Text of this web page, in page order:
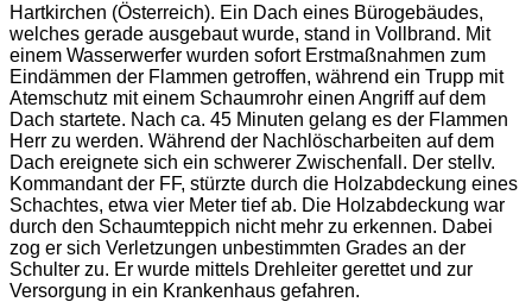
Hartkirchen (Österreich). Ein Dach eines Bürogebäudes,
welches gerade ausgebaut wurde, stand in Vollbrand. Mit
einem Wasserwerfer wurden sofort Erstmaßnahmen zum
Eindämmen der Flammen getroffen, während ein Trupp mit
Atemschutz mit einem Schaumrohr einen Angriff auf dem
Dach startete. Nach ca. 45 Minuten gelang es der Flammen
Herr zu werden. Während der Nachlöscharbeiten auf dem
Dach ereignete sich ein schwerer Zwischenfall. Der stellv.
Kommandant der FF, stürzte durch die Holzabdeckung eines
Schachtes, etwa vier Meter tief ab. Die Holzabdeckung war
durch den Schaumteppich nicht mehr zu erkennen. Dabei
zog er sich Verletzungen unbestimmten Grades an der
Schulter zu. Er wurde mittels Drehleiter gerettet und zur
Versorgung in ein Krankenhaus gefahren.